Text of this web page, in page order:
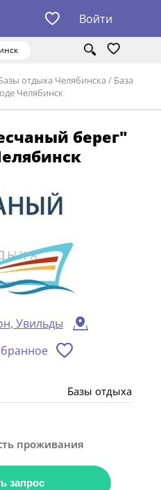
Войти
отдыха Челябинска / База
Челябинск
берег"
Увильды
Базы отдыха
проживания
запрос